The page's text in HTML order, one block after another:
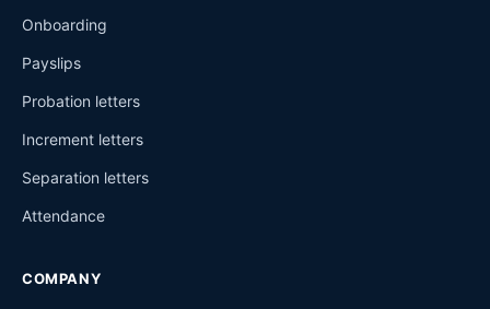
Onboarding
Payslips
Probation letters
Increment letters
Separation letters
Attendance
COMPANY